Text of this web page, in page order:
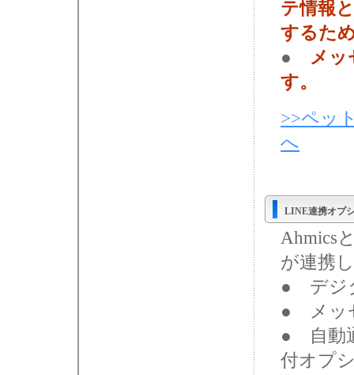
テ情報
するた
●
メッ
す。
>>ペッ
へ
LINE連携オプ
Ahmics
が連携
● デジ
● メッ
● 自動
付オプ